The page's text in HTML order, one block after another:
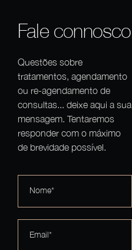
Fale connosco
Questões sobre
tratamentos, agendamento
ou re-agendamento de
consultas... deixe aqui a sua
mensagem. Tentaremos
responder com o máximo
de brevidade possível.
Nome*
Email*